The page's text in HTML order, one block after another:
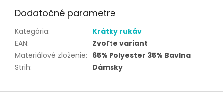
Dodatočné parametre
Kategória:
Krátky rukáv
EAN:
Zvoľte variant
Materiálové zloženie: 65% Polyester 35% Bavlna
Strih: Dámsky